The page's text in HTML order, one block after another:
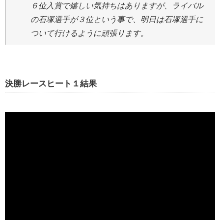
６位入賞で嬉しい気持ちはありますが、ライバル
の石塚選手が３位という事で、明日は石塚選手に
ついて行けるように頑張ります。
決勝レースヒート１結果